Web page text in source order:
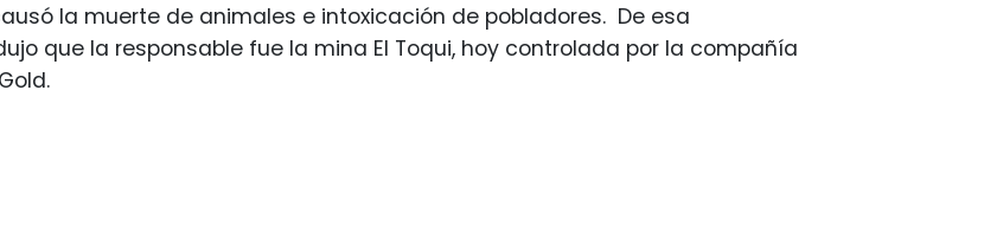
la muerte de animales e intoxicación de pobladores. De esa
que la responsable fue la mina El Toqui, hoy controlada por la compañía